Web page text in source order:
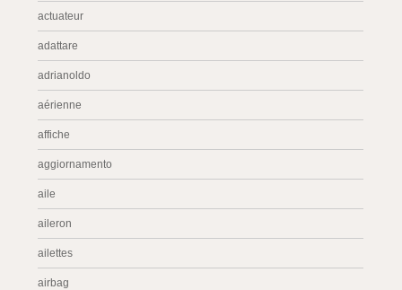
actuateur
adattare
adrianoldo
aérienne
affiche
aggiornamento
aile
aileron
ailettes
airbag